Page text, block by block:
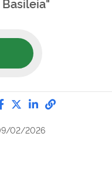
no
Compartilhe no
Compartilhe no
Compartilhe
02/2026